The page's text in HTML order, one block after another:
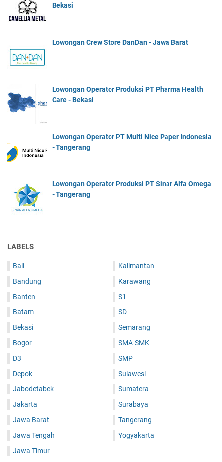
Bekasi
Lowongan Crew Store DanDan - Jawa Barat
Lowongan Operator Produksi PT Pharma Health
Care - Bekasi
Lowongan Operator PT Multi Nice Paper Indonesia
- Tangerang
Lowongan Operator Produksi PT Sinar Alfa Omega
- Tangerang
LABELS
Bali
Bandung
Banten
Batam
Bekasi
Bogor
D3
Depok
Jabodetabek
Jakarta
Jawa Barat
Jawa Tengah
Jawa Timur
Kalimantan
Karawang
S1
SD
Semarang
SMA-SMK
SMP
Sulawesi
Sumatera
Surabaya
Tangerang
Yogyakarta